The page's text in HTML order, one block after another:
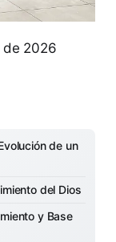
de 2026
de un
del Dios
y Base